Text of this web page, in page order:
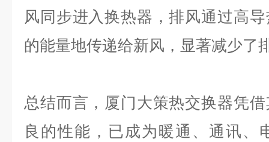
风同步进入换热器，排风通过高
的能量地传递给新风，显著减少了
总结而言，厦门大策热交换器凭
良的性能，已成为暖通、通讯、